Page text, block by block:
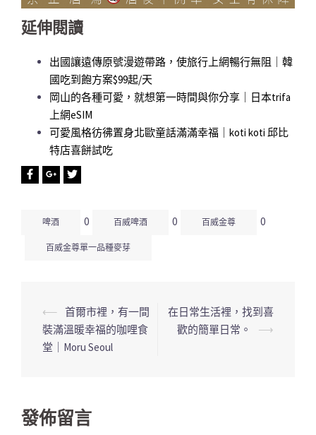
延伸閱讀
出國讓遠傳原號漫遊帶路，使旅行上網暢行無阻｜韓
國吃到飽方案$99起/天
岡山的各種可愛，就想第一時間與你分享｜日本trifa
上網eSIM
可愛風格彷彿置身北歐童話滿滿幸福｜koti koti 邱比
特店喜餅試吃
啤酒 0 百威啤酒 0 百威金尊 0
百威金尊單一品種麥芽
文
章
列
⟵ 首爾市裡，有一間
裝滿溫暖幸福的咖哩食
堂｜Moru Seoul
在日常生活裡，找到喜
歡的簡單日常。
⟶
發佈留言